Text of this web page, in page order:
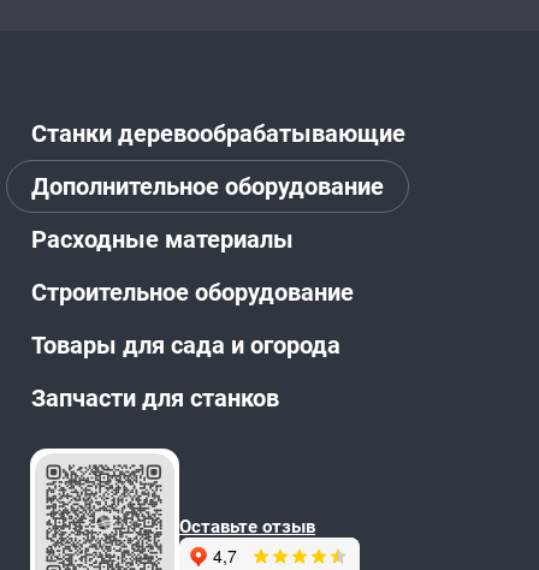
Станки деревообрабатывающие
Дополнительное оборудование
Расходные материалы
Строительное оборудование
Товары для сада и огорода
Запчасти для станков
Оставьте отзыв